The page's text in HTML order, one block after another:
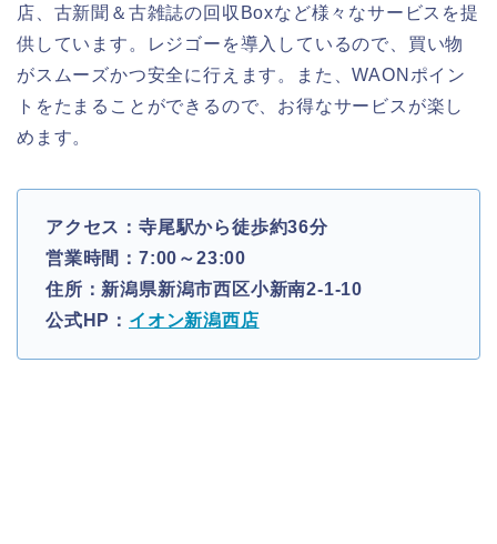
店、古新聞＆古雑誌の回収Boxなど様々なサービスを提
供しています。レジゴーを導入しているので、買い物
がスムーズかつ安全に行えます。また、WAONポイン
トをたまることができるので、お得なサービスが楽し
めます。
アクセス：寺尾駅から徒歩約36分
営業時間：7:00～23:00
住所：新潟県新潟市西区小新南2-1-10
公式HP： イオン新潟西店